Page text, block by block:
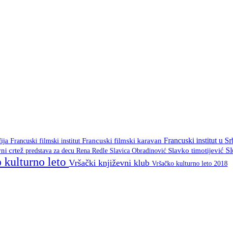
Francuski filmski institut Francuski filmski karavan Francuski institut u
crtež predstava za decu Rena Redle Slavica Obradinović Slavko timotijević
kulturno leto Vršački književni klub Vršačko kulturno leto 2018